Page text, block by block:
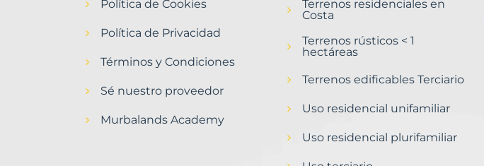
Política de Cookies
Política de Privacidad
Términos y Condiciones
Sé nuestro proveedor
Murbalands Academy
Terrenos residenciales en
Costa
Terrenos rústicos < 1
hectáreas
Terrenos edificables Terciario
Uso residencial unifamiliar
Uso residencial plurifamiliar